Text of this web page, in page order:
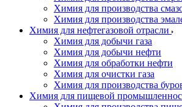
Химия для производства
Химия для производства
Химия для нефтегазовой отрасли
Химия для добычи газа
Химия для добычи нефти
Химия для обработки нефти
Химия для очистки газа
Химия для производства
Химия для пищевой